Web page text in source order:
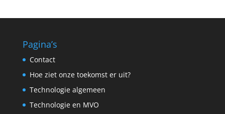
Pagina’s
Contact
Hoe ziet onze toekomst er uit?
Technologie algemeen
Technologie en MVO